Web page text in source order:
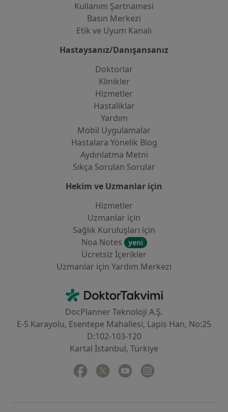
Kullanım Şartnamesi
Basın Merkezi
Etik ve Uyum Kanalı
Hastaysanız/Danışansanız
Doktorlar
Klinikler
Hizmetler
Hastaliklar
Yardım
Mobil Uygulamalar
Hastalara Yönelik Blog
Aydınlatma Metni
Sıkça Sorulan Sorular
Hekim ve Uzmanlar için
Hizmetler
Uzmanlar için
Sağlık Kuruluşları için
Noa Notes
yeni
Ücretsiz İçerikler
Uzmanlar için Yardım Merkezi
DoktorTakvimi - Ana Sayfa
DocPlanner Teknoloji A.Ş.
E-5 Karayolu, Esentepe Mahallesi, Lapis Han, No:25
D:102-103-120
Kartal İstanbul, Türkiye
Facebook
yeni bir sekmede açılır
Twitter
yeni bir sekmede açılır
Youtube
yeni bir sekmede açılır